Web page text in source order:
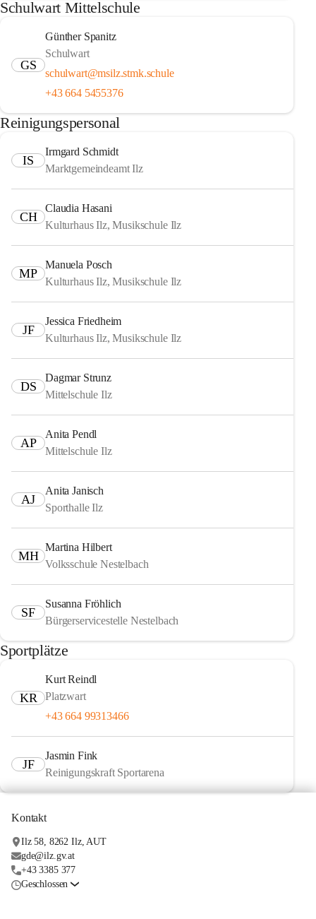
Schulwart Mittelschule
GS
Günther Spanitz
Schulwart
schulwart@msilz.stmk.schule
+43 664 5455376
Reinigungspersonal
IS
Irmgard Schmidt
Marktgemeindeamt Ilz
CH
Claudia Hasani
Kulturhaus Ilz, Musikschule Ilz
MP
Manuela Posch
Kulturhaus Ilz, Musikschule Ilz
JF
Jessica Friedheim
Kulturhaus Ilz, Musikschule Ilz
DS
Dagmar Strunz
Mittelschule Ilz
AP
Anita Pendl
Mittelschule Ilz
AJ
Anita Janisch
Sporthalle Ilz
MH
Martina Hilbert
Volksschule Nestelbach
SF
Susanna Fröhlich
Bürgerservicestelle Nestelbach
Sportplätze
KR
Kurt Reindl
Platzwart
+43 664 99313466
JF
Jasmin Fink
Reinigungskraft Sportarena
Kontakt
Ilz 58, 8262 Ilz, AUT
gde@ilz.gv.at
+43 3385 377
Geschlossen